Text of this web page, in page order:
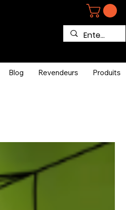
Blog Revendeurs Produits